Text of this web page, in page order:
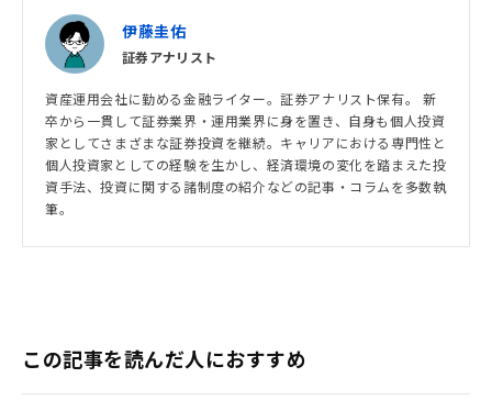
伊藤圭佑
証券アナリスト
資産運用会社に勤める金融ライター。証券アナリスト保有。 新
卒から一貫して証券業界・運用業界に身を置き、自身も個人投資
家としてさまざまな証券投資を継続。キャリアにおける専門性と
個人投資家としての経験を生かし、経済環境の変化を踏まえた投
資手法、投資に関する諸制度の紹介などの記事・コラムを多数執
筆。
この記事を読んだ人におすすめ